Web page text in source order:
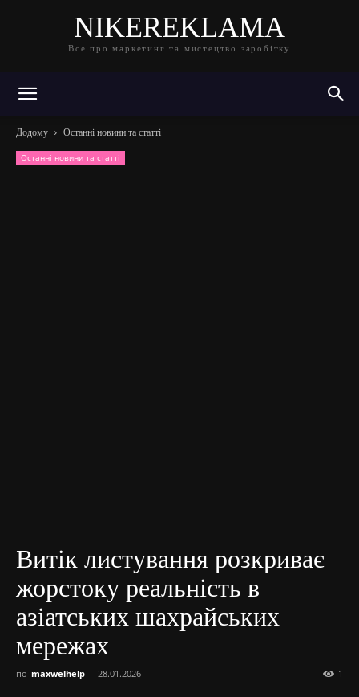
NIKEREKLAMA
Все про маркетинг та мистецтво заробітку
Додому Останні новини та статті
Останні новини та статті
Витік листування розкриває
жорстоку реальність в
азіатських шахрайських
мережах
по maxwelhelp - 28.01.2026 1